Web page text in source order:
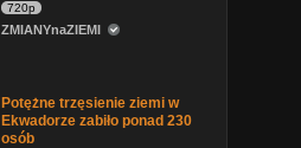
720p
ZMIANYnaZIEMI
Potężne trzęsienie ziemi w
Ekwadorze zabiło ponad 230
osób